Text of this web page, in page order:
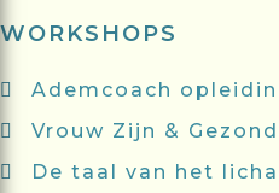
WORKSHOPS
Ademcoach
Vrouw Zijn &
De taal van het